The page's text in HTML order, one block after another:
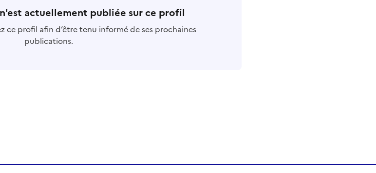
actuellement publiée sur ce profil
ce profil afin d’être tenu informé de ses prochaines
publications.